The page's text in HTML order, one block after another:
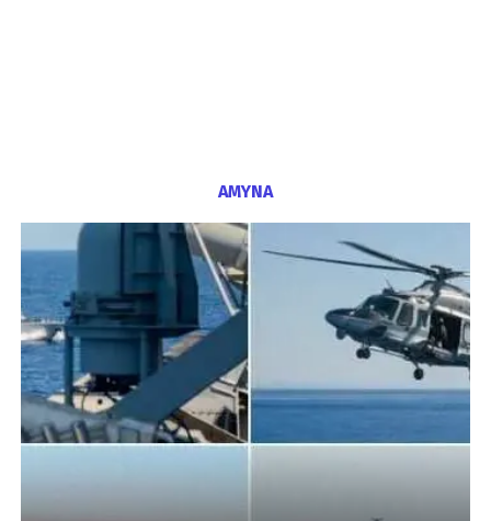
ΑΜΥΝΑ